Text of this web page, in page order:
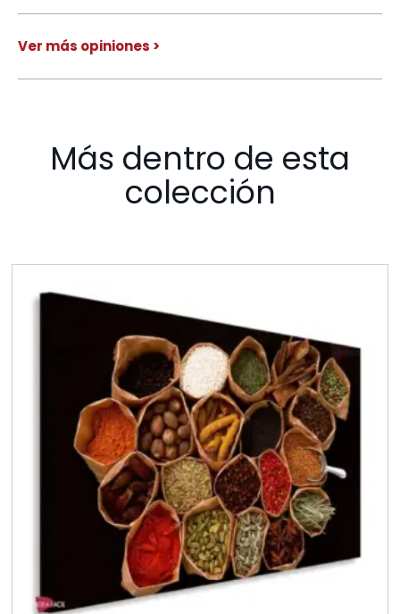
Ver más opiniones >
Más dentro de esta
colección